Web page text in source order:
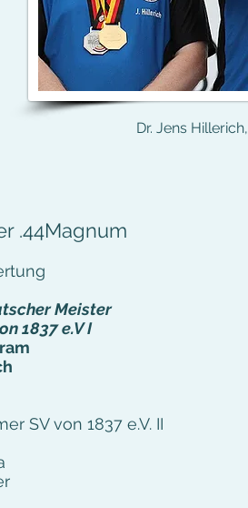
Dr. Jens
.44Magnum
Meister
1837 e.V I
SV von 1837 e.V. II